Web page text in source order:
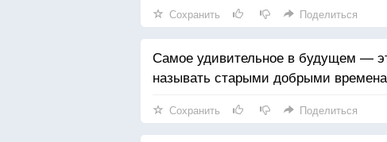
Сохранить Поделиться
Самое удивительное в будущем —
называть старыми добрыми
Сохранить Поделиться